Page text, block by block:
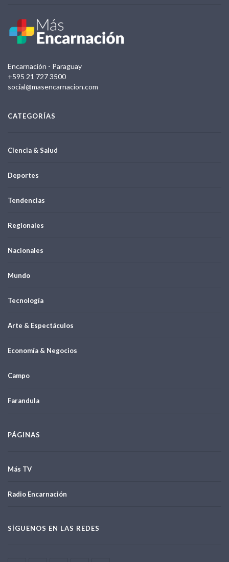
Encarnación - Paraguay
+595 21 727 3500
social@masencarnacion.com
CATEGORÍAS
Ciencia & Salud
Deportes
Tendencias
Regionales
Nacionales
Mundo
Tecnología
Arte & Espectáculos
Economía & Negocios
Campo
Farandula
PÁGINAS
Más TV
Radio Encarnación
SÍGUENOS EN LAS REDES